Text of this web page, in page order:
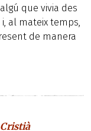
que vivia des
al mateix temps,
de manera